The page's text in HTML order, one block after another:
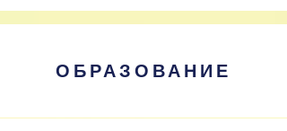
ОБРАЗОВАНИЕ